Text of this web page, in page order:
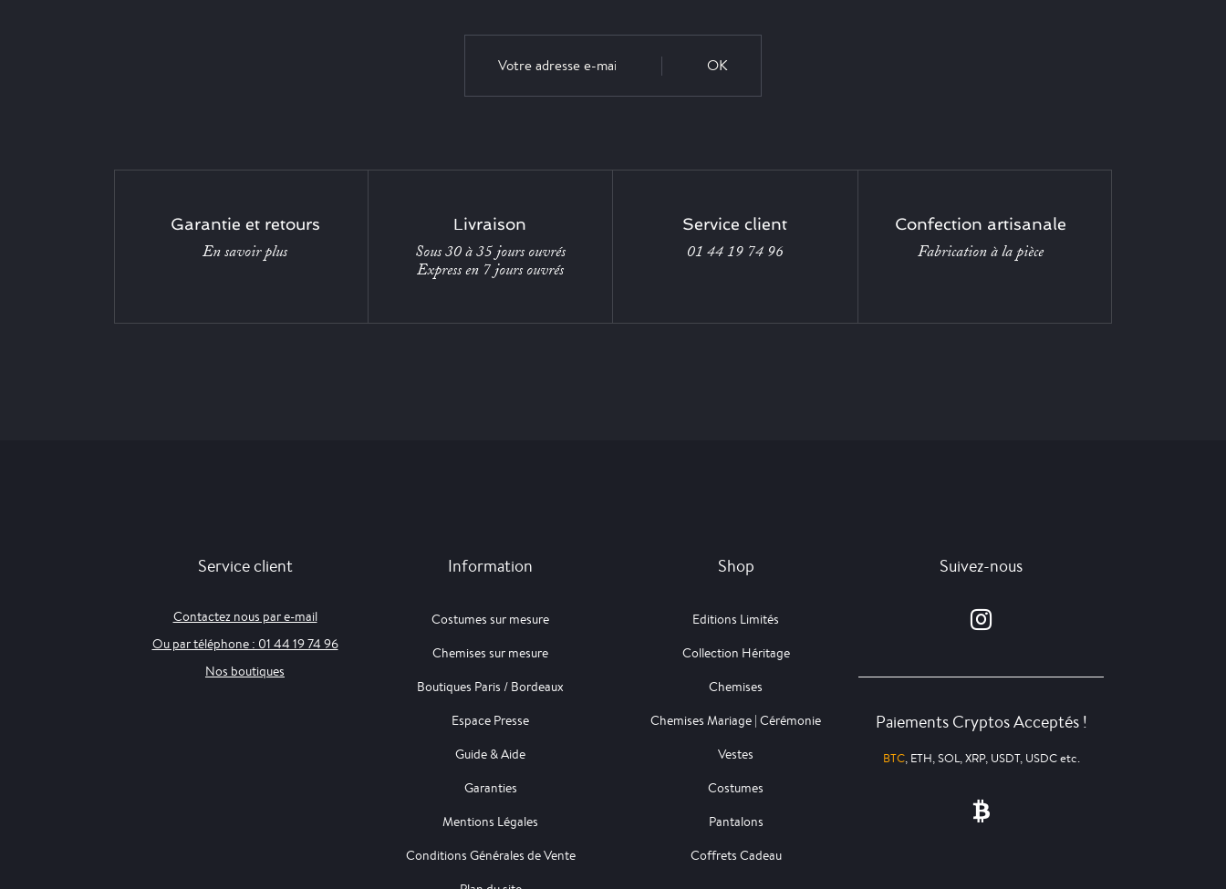
OK
Garantie et retours
En savoir plus
Livraison
Sous 30 à 35 jours ouvrés
Express en 7 jours ouvrés
Service client
01 44 19 74 96
Confection artisanale
Fabrication à la pièce
Service client
Contactez nous par e-mail
Ou par téléphone : 01 44 19 74 96
Nos boutiques
Information
Costumes sur mesure
Chemises sur mesure
Boutiques Paris / Bordeaux
Espace Presse
Guide & Aide
Garanties
Mentions Légales
Conditions Générales de Vente
Shop
Editions Limités
Collection Héritage
Chemises
Chemises Mariage | Cérémonie
Vestes
Costumes
Pantalons
Coffrets Cadeau
Suivez-nous
Paiements Cryptos Acceptés !
BTC, ETH, SOL, XRP, USDT, USDC etc.